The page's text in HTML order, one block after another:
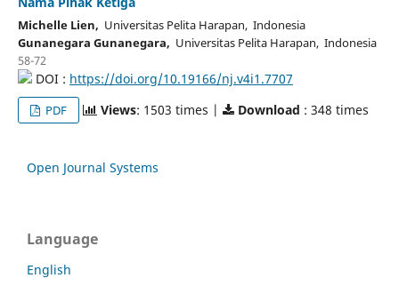
Michelle Lien, Universitas Pelita Harapan, Indonesia
Gunanegara Gunanegara, Universitas Pelita Harapan, Indonesia
58-72
DOI : https://doi.org/10.19166/nj.v4i1.7707
PDF Views: 1503 times | Download : 348 times
Open Journal Systems
Language
English